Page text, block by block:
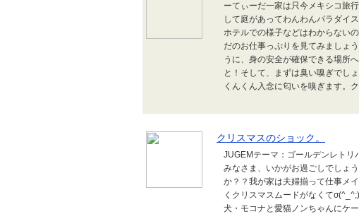
ーてぃーだ一家は只今メキシコ旅
して庭があってわんわんパラダイ
ホテルでの様子などはわからない
だのお仕事っぷりを見てみましょ
うに、身の安全が確保できる場所
と！そして、まずは臭い嗅ぎでし
くんくん入念に匂いを嗅ぎます。
クリスマスのショック。
JUGEMテーマ：ゴールデンレトリ
みなさま、いかがお過ごしでしょ
か？？我が家は夫婦揃って仕事メ
くクリスマスムードがなくて
犬・モコナと愛猫ノンちゃんにケ